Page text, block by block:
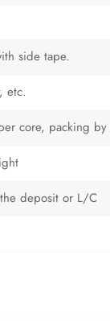
side tape.
etc.
core, packing
deposit or L/C